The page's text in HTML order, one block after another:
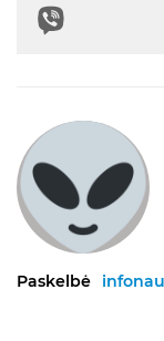
Paskelbė